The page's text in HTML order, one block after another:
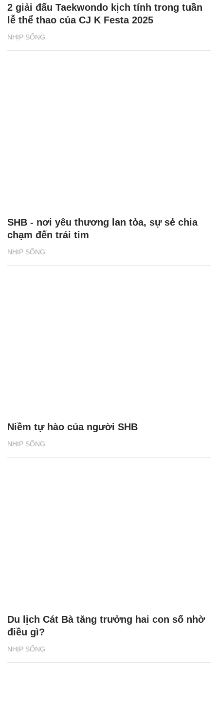
NHỊP SỐNG
2 giải đấu Taekwondo kịch tính trong tuần
lễ thể thao của CJ K Festa 2025
NHỊP SỐNG
SHB - nơi yêu thương lan tỏa, sự sẻ chia
chạm đến trái tim
NHỊP SỐNG
Niềm tự hào của người SHB
NHỊP SỐNG
Du lịch Cát Bà tăng trưởng hai con số nhờ
điều gì?